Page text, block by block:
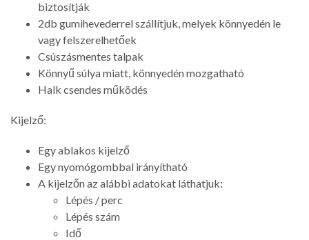
biztosítják
2db gumihevederrel szállítjuk, melyek könnyedén le
vagy felszerelhetőek
Csúszásmentes talpak
Könnyű súlya miatt, könnyedén mozgatható
Halk csendes működés
Kijelző:
Egy ablakos kijelző
Egy nyomógombbal irányítható
A kijelzőn az alábbi adatokat láthatjuk:
Lépés / perc
Lépés szám
Idő